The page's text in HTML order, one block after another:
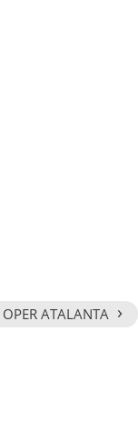
OPER ATALANTA ›